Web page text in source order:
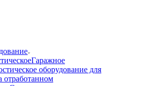
Гаражное
оборудование для
отработанном